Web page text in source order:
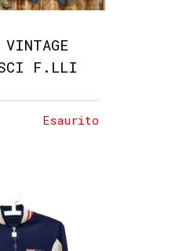
VINTAGE
SCI F.LLI
Esaurito